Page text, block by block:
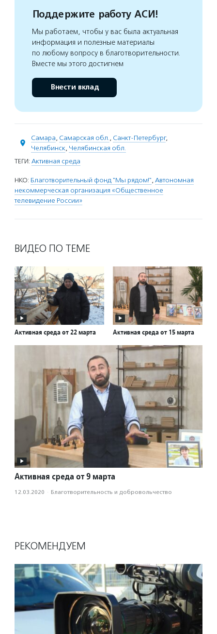
Поддержите работу АСИ!
Мы работаем, чтобы у вас была актуальная
информация и полезные материалы
по любому вопросу в благотворительности.
Вместе мы этого достигнем
Внести вклад
Самара, Самарская обл., Санкт-Петербург,
Челябинск, Челябинская обл.
ТЕГИ: Активная среда
НКО: Благотворительный фонд "Мы рядом!", Автономная
некоммерческая организация «Общественное
телевидение России»
ВИДЕО ПО ТЕМЕ
Активная среда от 22 марта Активная среда от 15 марта
Активная среда от 9 марта
12.03.2020 · Благотвори­тель­ность и доброволь­чест­во
РЕКОМЕНДУЕМ